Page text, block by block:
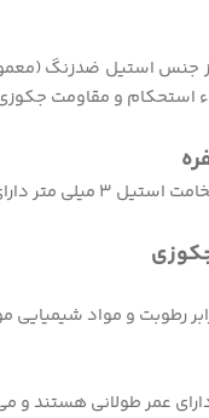
استحکام و مقاومت
رطوبت و مواد شیمیایی
عمر طولانی هستند و